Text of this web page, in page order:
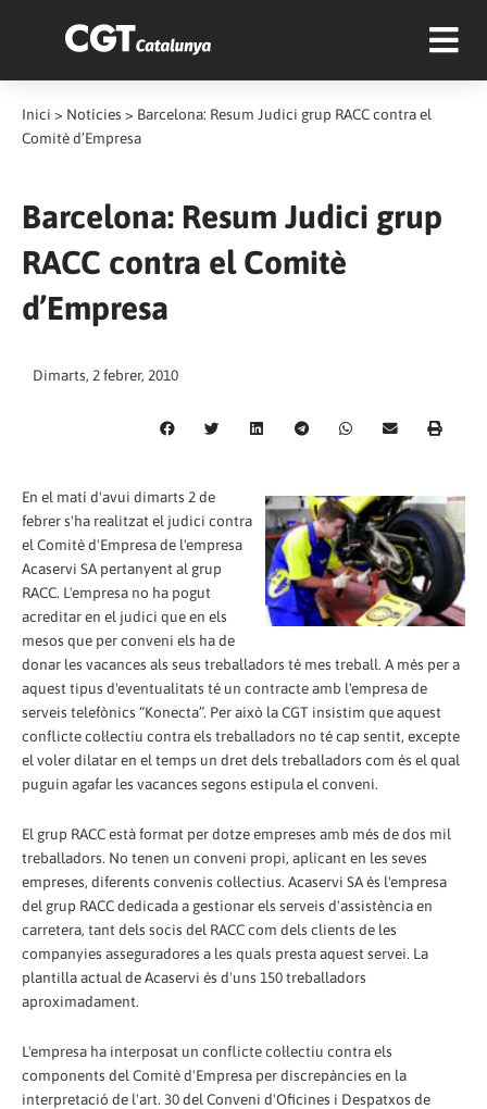
Inici > Notícies > Barcelona: Resum Judici grup RACC contra el
Comitè d’Empresa
Barcelona: Resum Judici grup
RACC contra el Comitè
d’Empresa
Dimarts, 2 febrer, 2010
En el matí d'avui dimarts 2 de
febrer s'ha realitzat el judici contra
el Comitè d'Empresa de l'empresa
Acaservi SA pertanyent al grup
RACC. L'empresa no ha pogut
acreditar en el judici que en els
mesos que per conveni els ha de
donar les vacances als seus treballadors té mes treball. A més per a
aquest tipus d'eventualitats té un contracte amb l'empresa de
serveis telefònics “Konecta”. Per això la CGT insistim que aquest
conflicte col·lectiu contra els treballadors no té cap sentit, excepte
el voler dilatar en el temps un dret dels treballadors com és el qual
puguin agafar les vacances segons estipula el conveni.
El grup RACC està format per dotze empreses amb més de dos mil
treballadors. No tenen un conveni propi, aplicant en les seves
empreses, diferents convenis col·lectius. Acaservi SA és l'empresa
del grup RACC dedicada a gestionar els serveis d'assistència en
carretera, tant dels socis del RACC com dels clients de les
companyies asseguradores a les quals presta aquest servei. La
plantilla actual de Acaservi és d'uns 150 treballadors
aproximadament.
L'empresa ha interposat un conflicte col·lectiu contra els
components del Comitè d'Empresa per discrepàncies en la
interpretació de l'art. 30 del Conveni d'Oficines i Despatxos de